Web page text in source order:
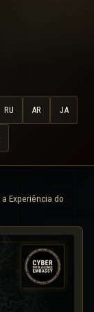
RU AR JA
Experiência do